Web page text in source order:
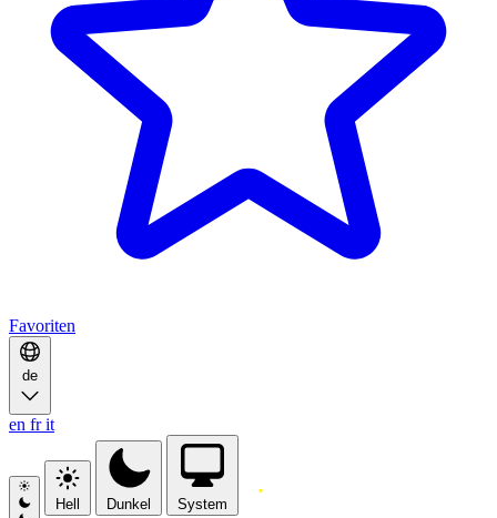
Favoriten
de
en frit
Hell Dunkel System